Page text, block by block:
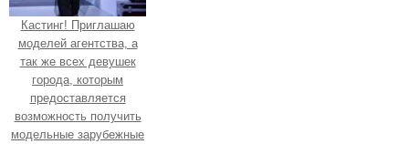
Кастинг! Приглашаю
моделей агентства, а
так же всех девушек
города, которым
предоставляется
возможность получить
модельные зарубежные